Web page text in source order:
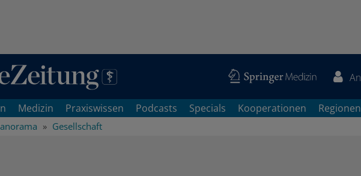
Medizin Praxiswissen Podcasts Specials Kooperationen Regionen
Gesellschaft